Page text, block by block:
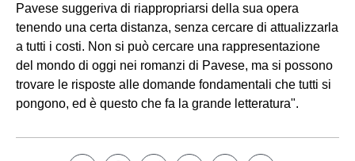
Pavese suggeriva di riappropriarsi della sua opera
tenendo una certa distanza, senza cercare di attualizzarla
a tutti i costi. Non si può cercare una rappresentazione
del mondo di oggi nei romanzi di Pavese, ma si possono
trovare le risposte alle domande fondamentali che tutti si
pongono, ed è questo che fa la grande letteratura".